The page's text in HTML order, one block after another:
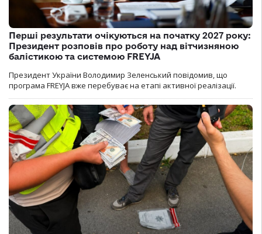
Перші результати очікуються на початку 2027 року:
Президент розповів про роботу над вітчизняною
балістикою та системою FREYJA
Президент України Володимир Зеленський повідомив, що
програма FREYJA вже перебуває на етапі активної реалізації.